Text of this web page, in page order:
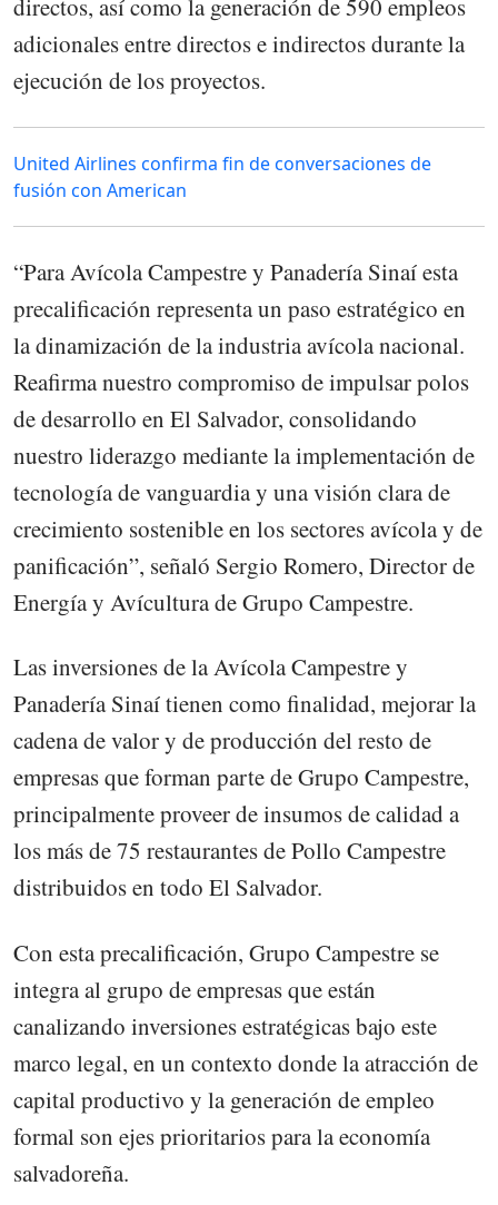
directos, así como la generación de 590 empleos
adicionales entre directos e indirectos durante la
ejecución de los proyectos.
United Airlines confirma fin de conversaciones de
fusión con American
“Para Avícola Campestre y Panadería Sinaí esta
precalificación representa un paso estratégico en
la dinamización de la industria avícola nacional.
Reafirma nuestro compromiso de impulsar polos
de desarrollo en El Salvador, consolidando
nuestro liderazgo mediante la implementación de
tecnología de vanguardia y una visión clara de
crecimiento sostenible en los sectores avícola y de
panificación”, señaló Sergio Romero, Director de
Energía y Avícultura de Grupo Campestre.
Las inversiones de la Avícola Campestre y
Panadería Sinaí tienen como finalidad, mejorar la
cadena de valor y de producción del resto de
empresas que forman parte de Grupo Campestre,
principalmente proveer de insumos de calidad a
los más de 75 restaurantes de Pollo Campestre
distribuidos en todo El Salvador.
Con esta precalificación, Grupo Campestre se
integra al grupo de empresas que están
canalizando inversiones estratégicas bajo este
marco legal, en un contexto donde la atracción de
capital productivo y la generación de empleo
formal son ejes prioritarios para la economía
salvadoreña.